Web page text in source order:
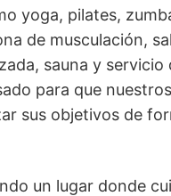
yoga, pilates,
de musculación,
sauna y servicio
para que
sus objetivos de
un lugar donde